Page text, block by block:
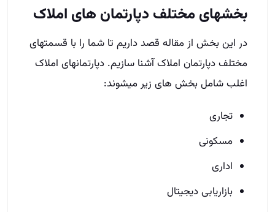
بخش­های مختلف دپارتمان ­های املاک
در این بخش از مقاله قصد داریم تا شما را با قسمت­های
مختلف دپارتمان املاک آشنا سازیم. دپارتمان­های املاک
اغلب شامل بخش ­های زیر می­شوند:
تجاری
مسکونی
اداری
بازاریابی دیجیتال